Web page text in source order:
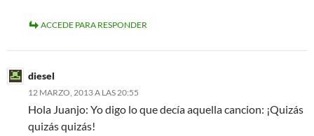
ACCEDE PARA RESPONDER
diesel
12 MARZO, 2013 A LAS 20:55
Hola Juanjo: Yo digo lo que decía aquella cancion: ¡Quizás
quizás quizás!